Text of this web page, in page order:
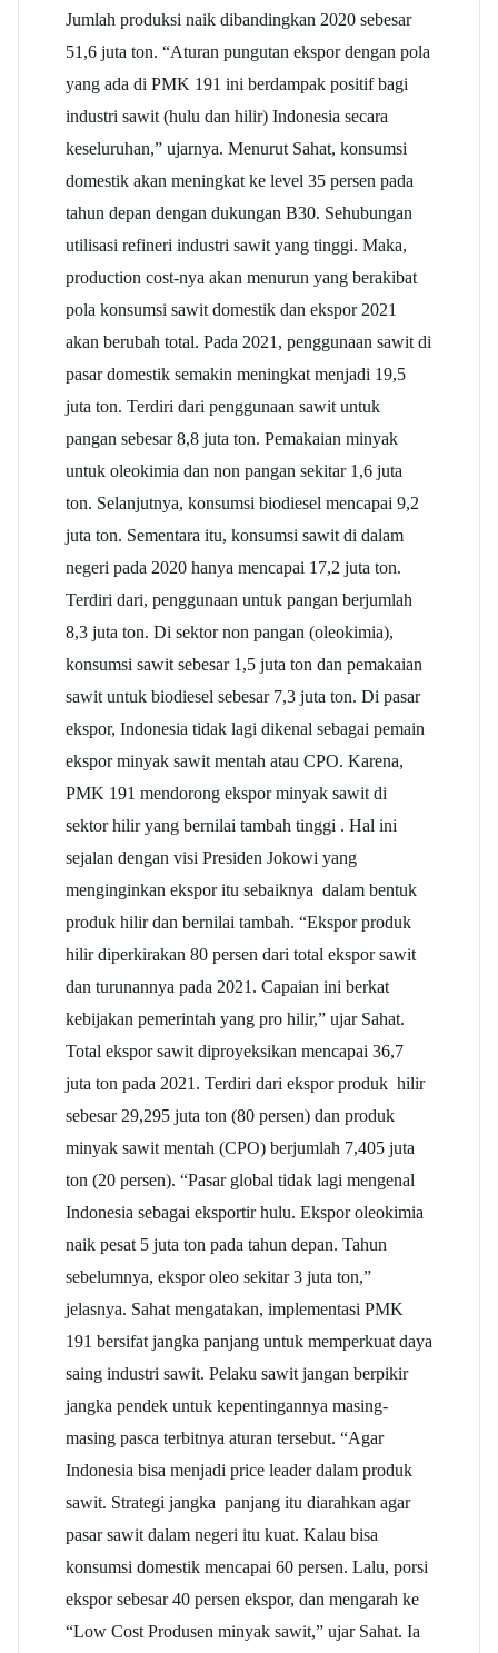
Jumlah produksi naik dibandingkan 2020 sebesar
51,6 juta ton. “Aturan pungutan ekspor dengan pola
yang ada di PMK 191 ini berdampak positif bagi
industri sawit (hulu dan hilir) Indonesia secara
keseluruhan,” ujarnya. Menurut Sahat, konsumsi
domestik akan meningkat ke level 35 persen pada
tahun depan dengan dukungan B30. Sehubungan
utilisasi refineri industri sawit yang tinggi. Maka,
production cost-nya akan menurun yang berakibat
pola konsumsi sawit domestik dan ekspor 2021
akan berubah total. Pada 2021, penggunaan sawit di
pasar domestik semakin meningkat menjadi 19,5
juta ton. Terdiri dari penggunaan sawit untuk
pangan sebesar 8,8 juta ton. Pemakaian minyak
untuk oleokimia dan non pangan sekitar 1,6 juta
ton. Selanjutnya, konsumsi biodiesel mencapai 9,2
juta ton. Sementara itu, konsumsi sawit di dalam
negeri pada 2020 hanya mencapai 17,2 juta ton.
Terdiri dari, penggunaan untuk pangan berjumlah
8,3 juta ton. Di sektor non pangan (oleokimia),
konsumsi sawit sebesar 1,5 juta ton dan pemakaian
sawit untuk biodiesel sebesar 7,3 juta ton. Di pasar
ekspor, Indonesia tidak lagi dikenal sebagai pemain
ekspor minyak sawit mentah atau CPO. Karena,
PMK 191 mendorong ekspor minyak sawit di
sektor hilir yang bernilai tambah tinggi . Hal ini
sejalan dengan visi Presiden Jokowi yang
menginginkan ekspor itu sebaiknya dalam bentuk
produk hilir dan bernilai tambah. “Ekspor produk
hilir diperkirakan 80 persen dari total ekspor sawit
dan turunannya pada 2021. Capaian ini berkat
kebijakan pemerintah yang pro hilir,” ujar Sahat.
Total ekspor sawit diproyeksikan mencapai 36,7
juta ton pada 2021. Terdiri dari ekspor produk hilir
sebesar 29,295 juta ton (80 persen) dan produk
minyak sawit mentah (CPO) berjumlah 7,405 juta
ton (20 persen). “Pasar global tidak lagi mengenal
Indonesia sebagai eksportir hulu. Ekspor oleokimia
naik pesat 5 juta ton pada tahun depan. Tahun
sebelumnya, ekspor oleo sekitar 3 juta ton,”
jelasnya. Sahat mengatakan, implementasi PMK
191 bersifat jangka panjang untuk memperkuat daya
saing industri sawit. Pelaku sawit jangan berpikir
jangka pendek untuk kepentingannya masing-
masing pasca terbitnya aturan tersebut. “Agar
Indonesia bisa menjadi price leader dalam produk
sawit. Strategi jangka panjang itu diarahkan agar
pasar sawit dalam negeri itu kuat. Kalau bisa
konsumsi domestik mencapai 60 persen. Lalu, porsi
ekspor sebesar 40 persen ekspor, dan mengarah ke
“Low Cost Produsen minyak sawit,” ujar Sahat. Ia